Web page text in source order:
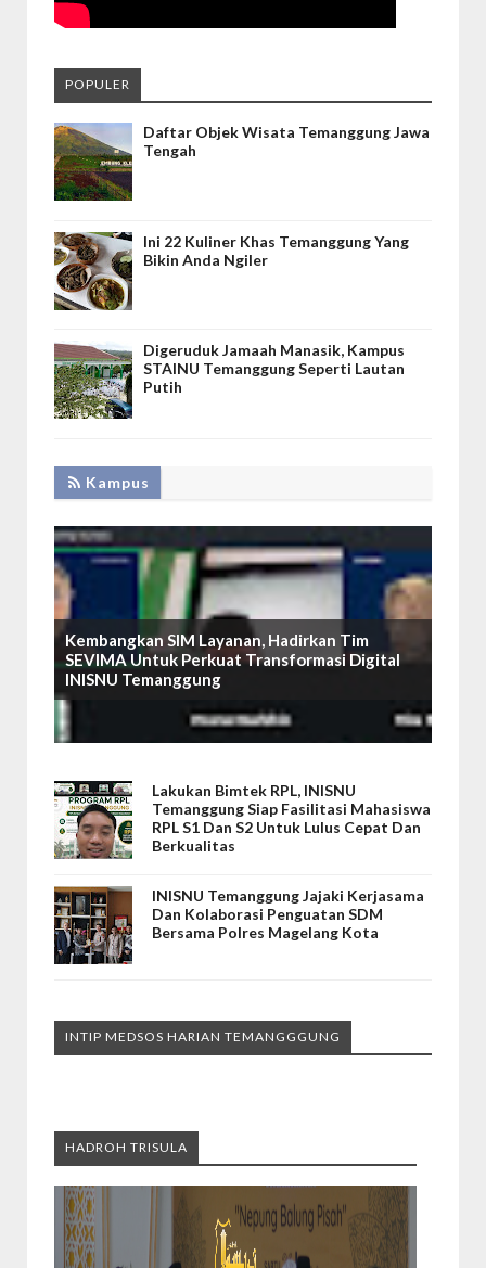
POPULER
Daftar Objek Wisata Temanggung Jawa
Tengah
Ini 22 Kuliner Khas Temanggung Yang
Bikin Anda Ngiler
Digeruduk Jamaah Manasik, Kampus
STAINU Temanggung Seperti Lautan
Putih
Kampus
Kembangkan SIM Layanan, Hadirkan Tim
SEVIMA Untuk Perkuat Transformasi Digital
INISNU Temanggung
Lakukan Bimtek RPL, INISNU
Temanggung Siap Fasilitasi Mahasiswa
RPL S1 Dan S2 Untuk Lulus Cepat Dan
Berkualitas
INISNU Temanggung Jajaki Kerjasama
Dan Kolaborasi Penguatan SDM
Bersama Polres Magelang Kota
INTIP MEDSOS HARIAN TEMANGGGUNG
HADROH TRISULA